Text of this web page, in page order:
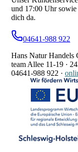
und 17:00 Uhr
dich da.
04641-988 922
Hans Natur
team Allee 11-19 ·
04641-988 922 ·